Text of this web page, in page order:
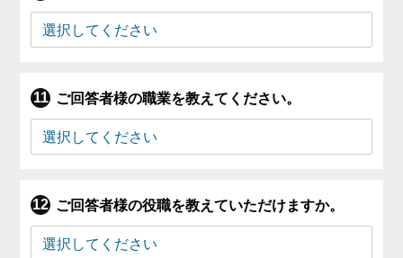
ご回答者様の職業を教えてください。
ご回答者様の役職を教えていただけますか。